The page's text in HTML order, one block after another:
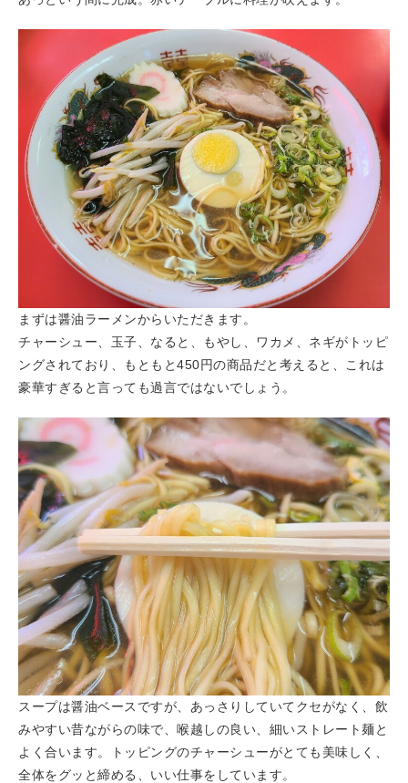
まずは醤油ラーメンからいただきます。
チャーシュー、玉子、なると、もやし、ワカメ、ネギがトッピ
ングされており、もともと450円の商品だと考えると、これは
豪華すぎると言っても過言ではないでしょう。
スープは醤油ベースですが、あっさりしていてクセがなく、飲
みやすい昔ながらの味で、喉越しの良い、細いストレート麺と
よく合います。トッピングのチャーシューがとても美味しく、
全体をグッと締める、いい仕事をしています。